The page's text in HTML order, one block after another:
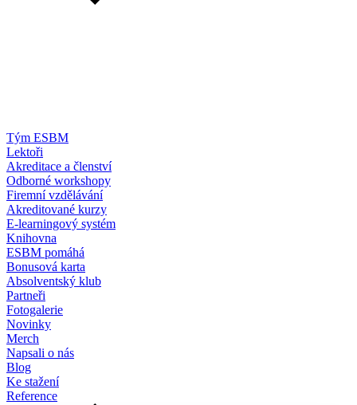
Tým ESBM
Lektoři
Akreditace a členství
Odborné workshopy
Firemní vzdělávání
Akreditované kurzy
E-learningový systém
Knihovna
ESBM pomáhá
Bonusová karta
Absolventský klub
Partneři
Fotogalerie
Novinky
Merch
Napsali o nás
Blog
Ke stažení
Reference